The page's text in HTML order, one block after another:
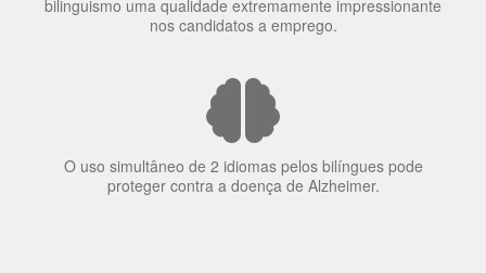
70% dos recrutadores de emprego consideram o
nos candidatos a emprego.